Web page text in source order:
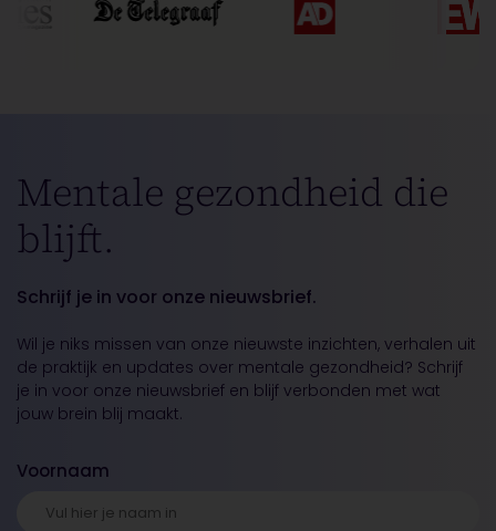
Mentale gezondheid die
blijft.
Schrijf je in voor onze nieuwsbrief.
Wil je niks missen van onze nieuwste inzichten, verhalen uit
de praktijk en updates over mentale gezondheid? Schrijf
je in voor onze nieuwsbrief en blijf verbonden met wat
jouw brein blij maakt.
Voornaam